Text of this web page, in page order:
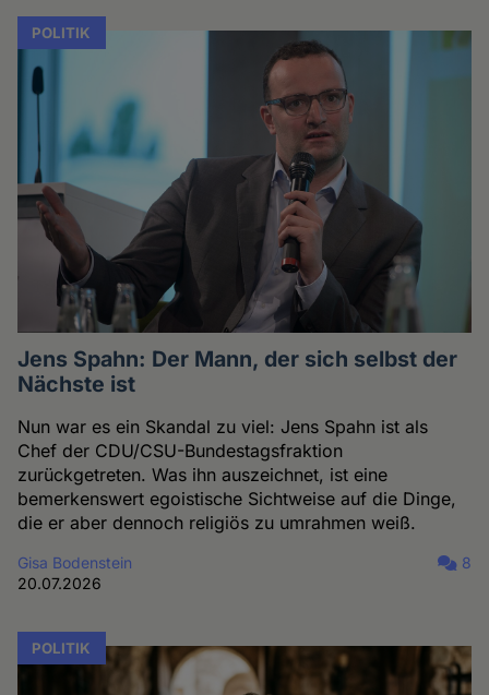
POLITIK
Jens Spahn: Der Mann, der sich selbst der
Nächste ist
Nun war es ein Skandal zu viel: Jens Spahn ist als
Chef der CDU/CSU-Bundestagsfraktion
zurückgetreten. Was ihn auszeichnet, ist eine
bemerkenswert egoistische Sichtweise auf die Dinge,
die er aber dennoch religiös zu umrahmen weiß.
Gisa Bodenstein
20.07.2026
8
POLITIK